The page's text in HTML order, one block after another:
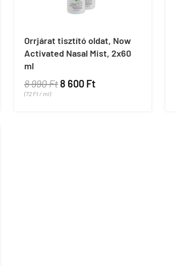
Orrjárat tisztító oldat, Now
Activated Nasal Mist, 2x60
ml
8 990 Ft8 600 Ft
(72 Ft / ml)